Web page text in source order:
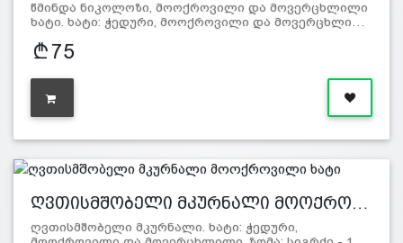
წმინდა ნიკოლოზი, მოოქროვილი და მოვერცხლილი
ხატი. ხატი: ჭედური, მოოქროვილი და მოვერცხლი…
75
ღვთისმშობელი მკურნალი მოოქრო…
ღვთისმშობელი მკურნალი. ხატი: ჭედური,